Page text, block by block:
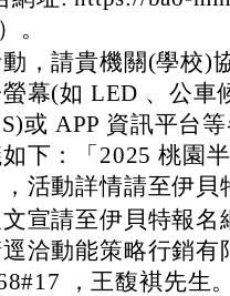
。
，請貴機關(學校)
幕(如 LED 、公車
或 APP 資訊平台
下：「2025 桃園
活動詳情請至伊貝
宣請至伊貝特報
洽動能策略行銷
，王馥褀先生